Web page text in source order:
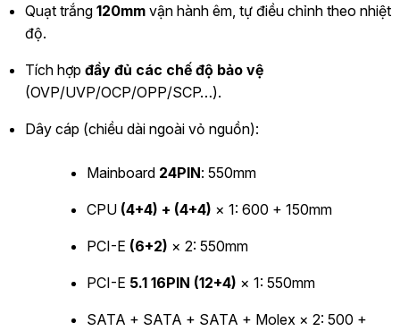
Quạt trắng120mm vận hành êm, tự điều chỉnh theo nhiệt
độ.
Tích hợpđầy đủ các chế độ bảo vệ
(OVP/UVP/OCP/OPP/SCP…).
Dây cáp (chiều dài ngoài vỏ nguồn):
Mainboard 24PIN: 550mm
CPU (4+4) + (4+4) × 1: 600 + 150mm
PCI-E (6+2) × 2: 550mm
PCI-E 5.1 16PIN (12+4) × 1: 550mm
SATA + SATA + SATA + Molex × 2: 500 +